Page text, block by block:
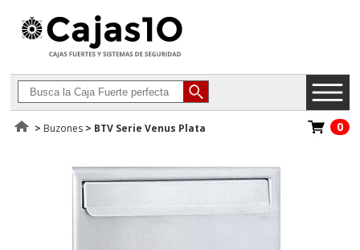
> Buzones > BTV Serie Venus Plata 0